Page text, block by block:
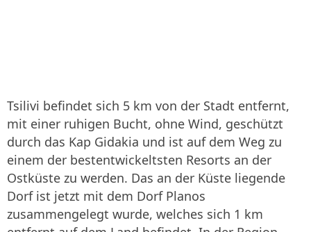
Tsilivi befindet sich 5 km von der Stadt entfernt,
mit einer ruhigen Bucht, ohne Wind, geschützt
durch das Kap Gidakia und ist auf dem Weg zu
einem der bestentwickeltsten Resorts an der
Ostküste zu werden. Das an der Küste liegende
Dorf ist jetzt mit dem Dorf Planos
zusammengelegt wurde, welches sich 1 km